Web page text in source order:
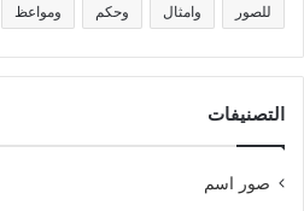
للصور وامثال وحكم ومواعظ
التصنيفات
صور اسم